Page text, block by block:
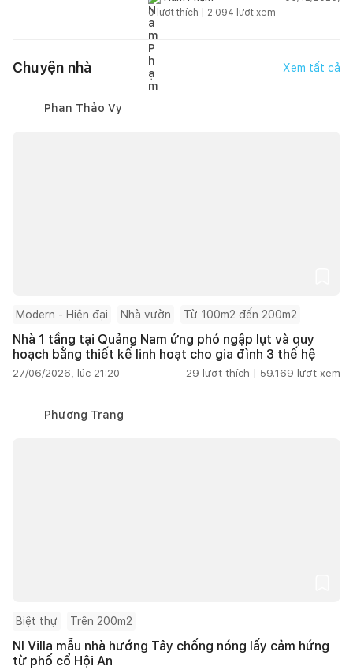
0lượt thích | 2.094 lượt xem
Chuyện nhà Xem tất cả
Phan Thảo Vy
Modern - Hiện đại Nhà vườn Từ 100m2 đến 200m2
Nhà 1 tầng tại Quảng Nam ứng phó ngập lụt và quy
hoạch bằng thiết kế linh hoạt cho gia đình 3 thế hệ
27/06/2026, lúc 21:20 29 lượt thích | 59.169 lượt xem
Phương Trang
Biệt thự Trên 200m2
NI Villa mẫu nhà hướng Tây chống nóng lấy cảm hứng
từ phố cổ Hội An